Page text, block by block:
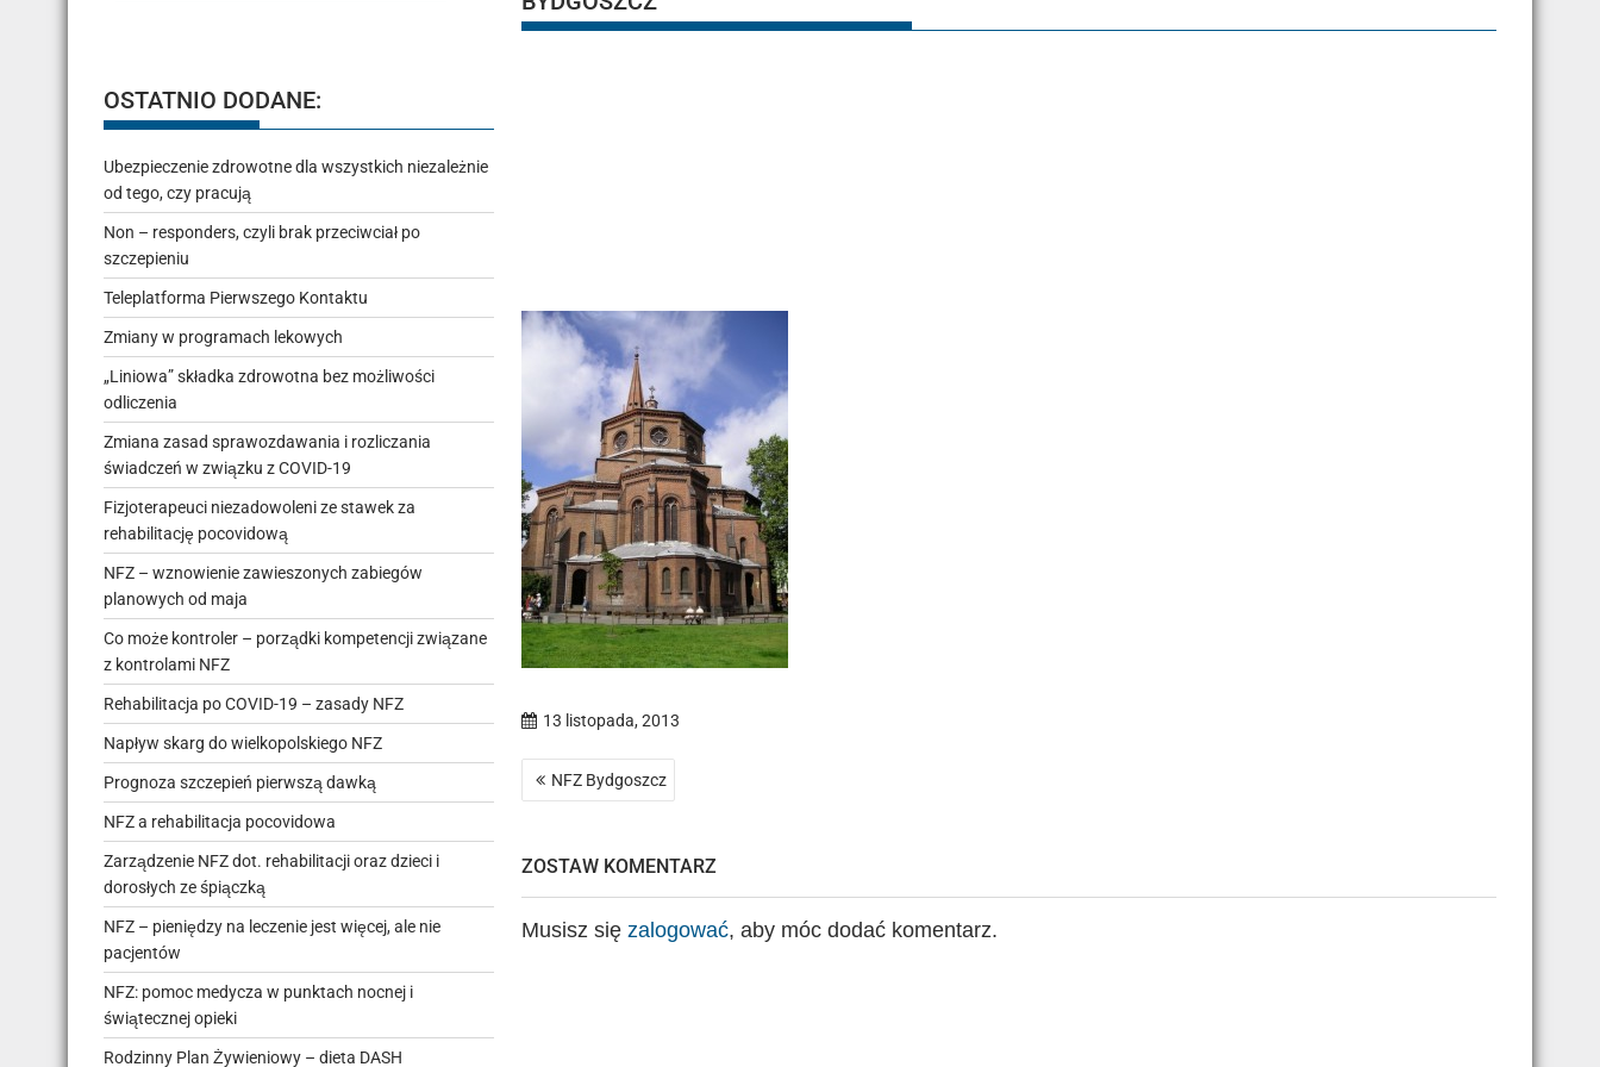
13 listopada, 2013
Nawigacja
wpisu
NFZ Bydgoszcz
ZOSTAW KOMENTARZ
Musisz się zalogować, aby móc dodać komentarz.
OSTATNIO DODANE:
Ubezpieczenie zdrowotne dla wszystkich niezależnie
od tego, czy pracują
Non – responders, czyli brak przeciwciał po
szczepieniu
Teleplatforma Pierwszego Kontaktu
Zmiany w programach lekowych
„Liniowa” składka zdrowotna bez możliwości
odliczenia
Zmiana zasad sprawozdawania i rozliczania
świadczeń w związku z COVID-19
Fizjoterapeuci niezadowoleni ze stawek za
rehabilitację pocovidową
NFZ – wznowienie zawieszonych zabiegów
planowych od maja
Co może kontroler – porządki kompetencji związane
z kontrolami NFZ
Rehabilitacja po COVID-19 – zasady NFZ
Napływ skarg do wielkopolskiego NFZ
Prognoza szczepień pierwszą dawką
NFZ a rehabilitacja pocovidowa
Zarządzenie NFZ dot. rehabilitacji oraz dzieci i
dorosłych ze śpiączką
NFZ – pieniędzy na leczenie jest więcej, ale nie
pacjentów
NFZ: pomoc medycza w punktach nocnej i
świątecznej opieki
Rodzinny Plan Żywieniowy – dieta DASH